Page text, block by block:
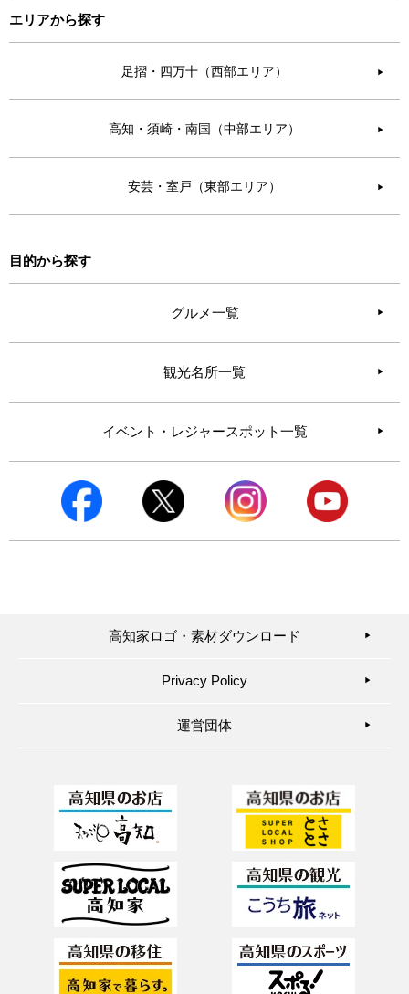
エリアから探す
足摺・四万十（西部エリア） ▶︎
高知・須崎・南国（中部エリア） ▶︎
安芸・室戸（東部エリア） ▶︎
目的から探す
グルメ一覧
観光名所一覧
イベント・レジャースポット一覧
高知家ロゴ・素材ダウンロード ▶︎
Privacy Policy ▶︎
運営団体 ▶︎